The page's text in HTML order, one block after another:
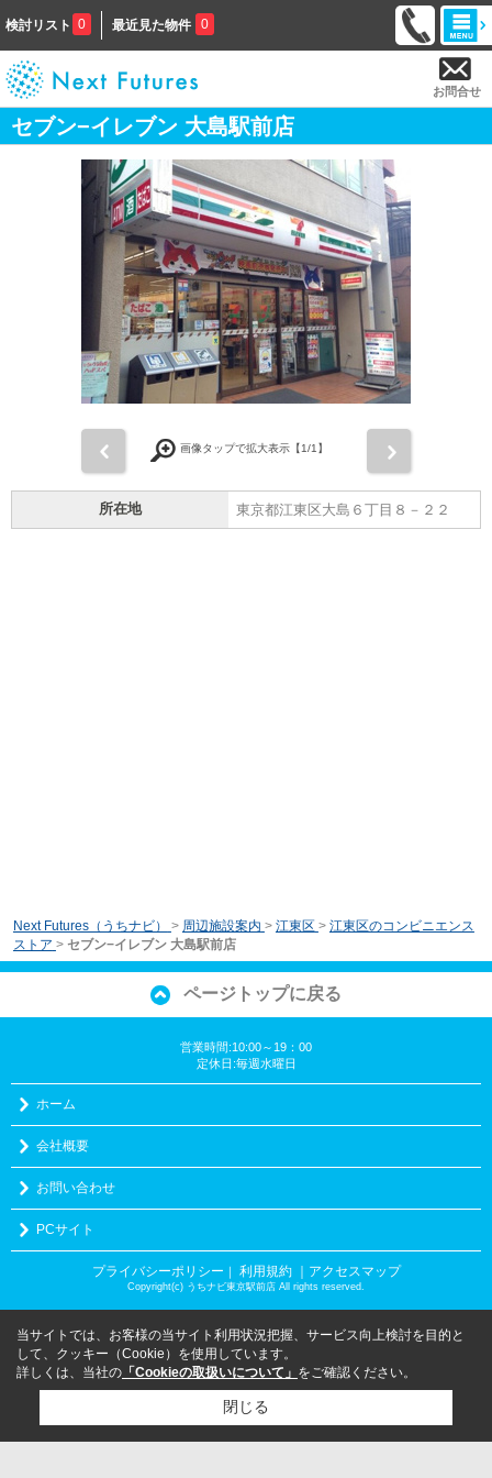
検討リスト 0 最近見た物件 0
お問合せ
セブン−イレブン 大島駅前店
画像タップで拡大表示【1/1】
所在地 東京都江東区大島６丁目８－２２
Next Futures（うちナビ） > 周辺施設案内 > 江東区 > 江東区のコンビニエンス
ストア > セブン−イレブン 大島駅前店
ページトップに戻る
営業時間:10:00～19：00
定休日:毎週水曜日
ホーム
会社概要
お問い合わせ
PCサイト
プライバシーポリシー ｜ 利用規約 ｜アクセスマップ
Copyright(c) うちナビ東京駅前店 All rights reserved.
当サイトでは、お客様の当サイト利用状況把握、サービス向上検討を目的と
して、クッキー（Cookie）を使用しています。
詳しくは、当社の 「Cookieの取扱いについて」 をご確認ください。
閉じる